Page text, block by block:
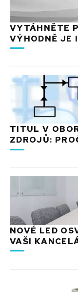
VYTÁHNĚTE
VÝHODNĚ JE
TITUL V
ZDROJŮ:
NOVÉ LED
VAŠI